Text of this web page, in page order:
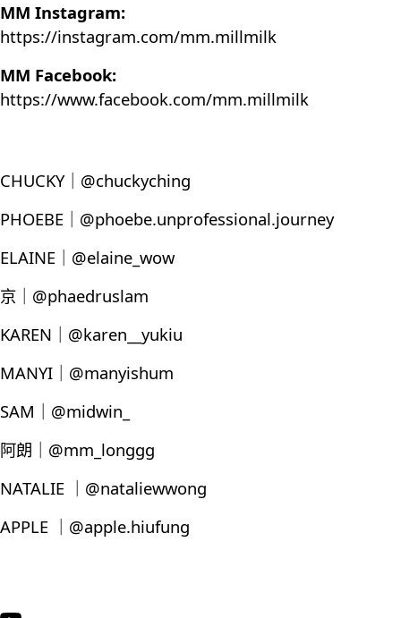
MM Instagram:
https://instagram.com/mm.millmilk
MM Facebook:
https://www.facebook.com/mm.millmilk
CHUCKY｜@chuckyching
PHOEBE｜@phoebe.unprofessional.journey
ELAINE｜@elaine_wow
京｜@phaedruslam
KAREN｜@karen__yukiu
MANYI｜@manyishum
SAM｜@midwin_
阿朗｜@mm_longgg
NATALIE ｜@nataliewwong
APPLE ｜@apple.hiufung